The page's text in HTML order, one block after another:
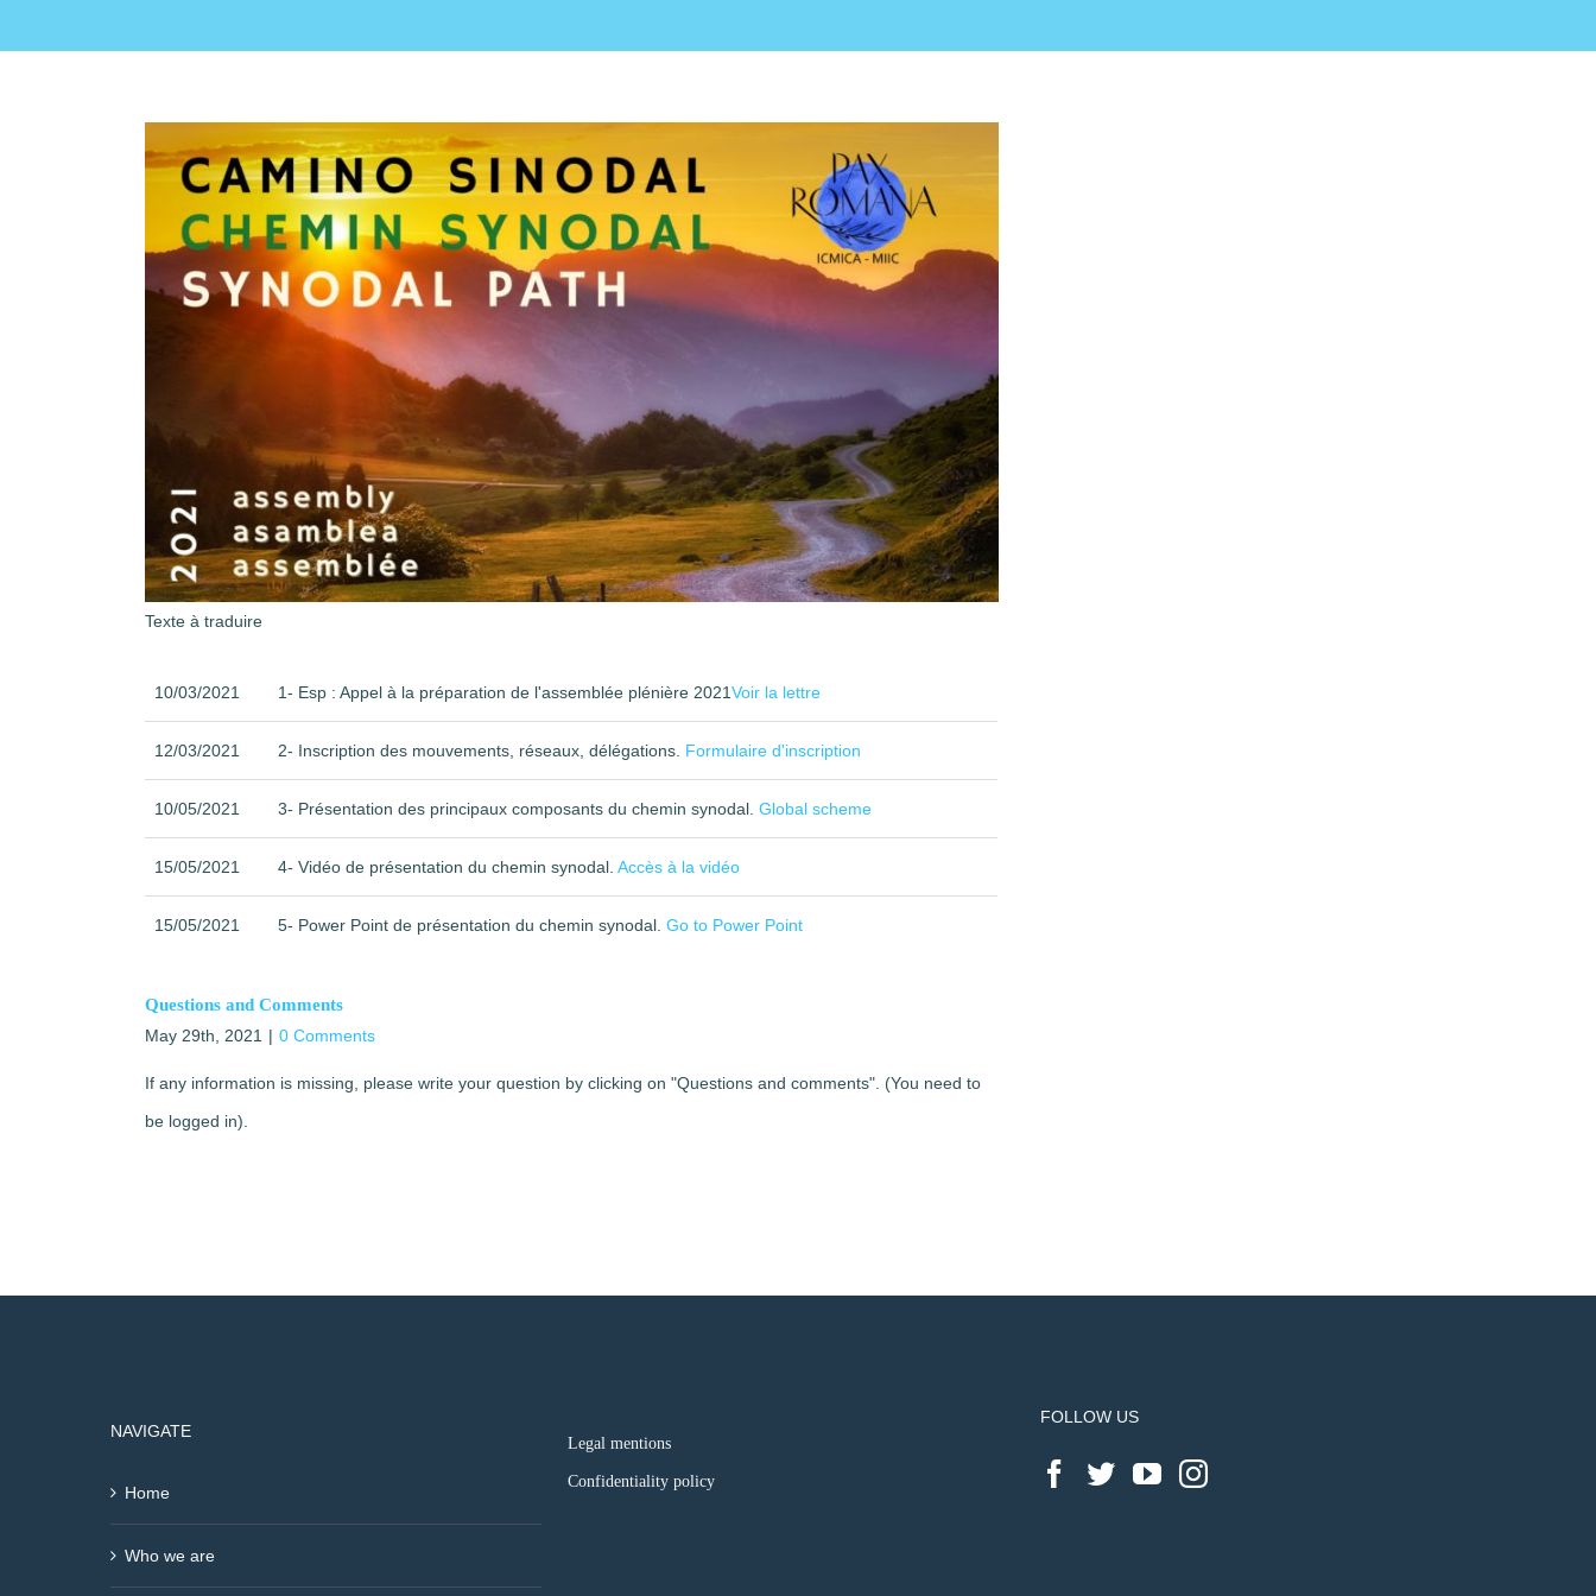
Texte à traduire
10/03/2021 1- Esp : Appel à la préparation de l'assemblée plénière 2021Voir la lettre
12/03/2021 2- Inscription des mouvements, réseaux, délégations. Formulaire d'inscription
10/05/2021 3- Présentation des principaux composants du chemin synodal.Global scheme
15/05/2021 4- Vidéo de présentation du chemin synodal.Accès à la vidéo
15/05/2021 5- Power Point de présentation du chemin synodal.Go to Power Point
Questions and Comments
May 29th, 2021 | 0 Comments
If any information is missing, please write your question by clicking on "Questions and comments". (You need to
be logged in).
NAVIGATE
Home
Who we are
Legal mentions
Confidentiality policy
FOLLOW US